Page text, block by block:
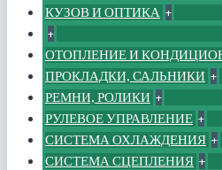
КУЗОВ И ОПТИКА +
+
ОТОПЛЕНИЕ И
ПРОКЛАДКИ, САЛЬНИКИ +
РЕМНИ, РОЛИКИ +
РУЛЕВОЕ УПРАВЛЕНИЕ +
СИСТЕМА ОХЛАЖДЕНИЯ +
СИСТЕМА СЦЕПЛЕНИЯ +